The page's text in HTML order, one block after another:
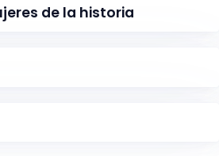
de la historia